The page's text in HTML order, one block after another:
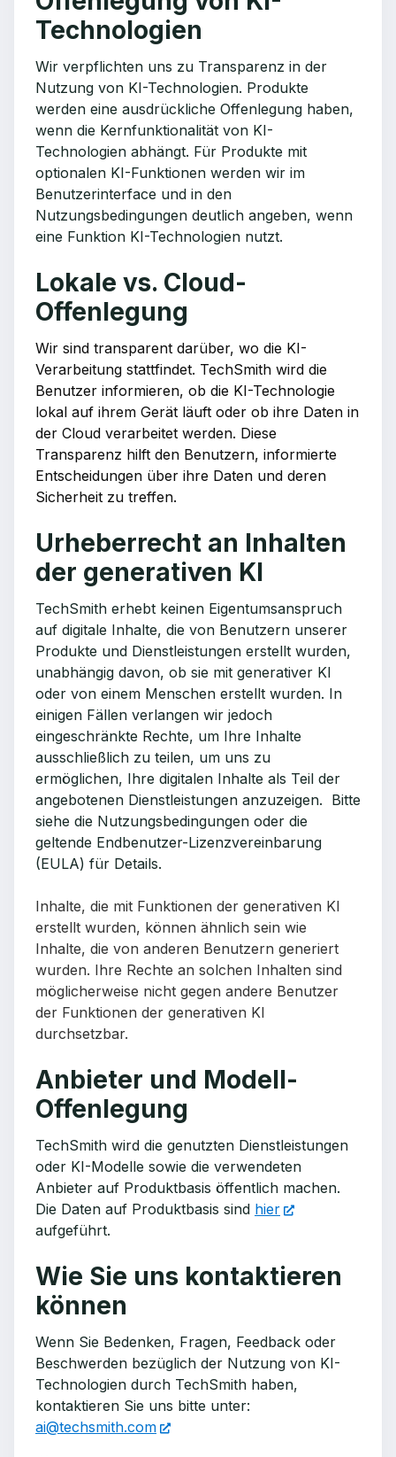
Technologien
Wir verpflichten uns zu Transparenz in der
Nutzung von KI-Technologien. Produkte
werden eine ausdrückliche Offenlegung haben,
wenn die Kernfunktionalität von KI-
Technologien abhängt. Für Produkte mit
optionalen KI-Funktionen werden wir im
Benutzerinterface und in den
Nutzungsbedingungen deutlich angeben, wenn
eine Funktion KI-Technologien nutzt.
Lokale vs. Cloud-
Offenlegung
Wir sind transparent darüber, wo die KI-
Verarbeitung stattfindet. TechSmith wird die
Benutzer informieren, ob die KI-Technologie
lokal auf ihrem Gerät läuft oder ob ihre Daten in
der Cloud verarbeitet werden. Diese
Transparenz hilft den Benutzern, informierte
Entscheidungen über ihre Daten und deren
Sicherheit zu treffen.
Urheberrecht an Inhalten
der generativen KI
TechSmith erhebt keinen Eigentumsanspruch
auf digitale Inhalte, die von Benutzern unserer
Produkte und Dienstleistungen erstellt wurden,
unabhängig davon, ob sie mit generativer KI
oder von einem Menschen erstellt wurden. In
einigen Fällen verlangen wir jedoch
eingeschränkte Rechte, um Ihre Inhalte
ausschließlich zu teilen, um uns zu
ermöglichen, Ihre digitalen Inhalte als Teil der
angebotenen Dienstleistungen anzuzeigen. Bitte
siehe die Nutzungsbedingungen oder die
geltende Endbenutzer-Lizenzvereinbarung
(EULA) für Details.
Inhalte, die mit Funktionen der generativen KI
erstellt wurden, können ähnlich sein wie
Inhalte, die von anderen Benutzern generiert
wurden. Ihre Rechte an solchen Inhalten sind
möglicherweise nicht gegen andere Benutzer
der Funktionen der generativen KI
durchsetzbar.
Anbieter und Modell-
Offenlegung
TechSmith wird die genutzten Dienstleistungen
oder KI-Modelle sowie die verwendeten
Anbieter auf Produktbasis öffentlich machen.
Die Daten auf Produktbasis sind hier
aufgeführt.
Wie Sie uns kontaktieren
können
Wenn Sie Bedenken, Fragen, Feedback oder
Beschwerden bezüglich der Nutzung von KI-
Technologien durch TechSmith haben,
kontaktieren Sie uns bitte unter:
ai@techsmith.com